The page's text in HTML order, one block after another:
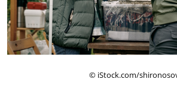
© iStock.com/